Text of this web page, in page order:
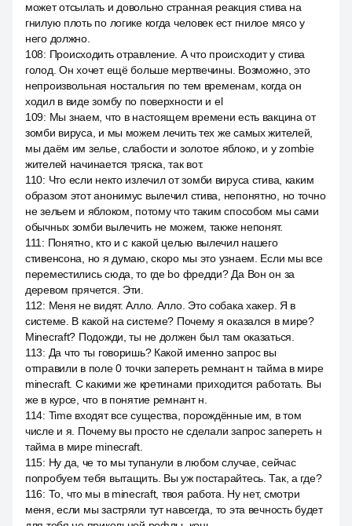
может отсылать и довольно странная реакция стива на
гнилую плоть по логике когда человек ест гнилое мясо у
него должно.
108: Происходить отравление. А что происходит у стива
голод. Он хочет ещё больше мертвечины. Возможно, это
непроизвольная ностальгия по тем временам, когда он
ходил в виде зомбу по поверхности и el
109: Мы знаем, что в настоящем времени есть вакцина от
зомби вируса, и мы можем лечить тех же самых жителей,
мы даём им зелье, слабости и золотое яблоко, и у zombie
жителей начинается тряска, так вот.
110: Что если некто излечил от зомби вируса стива, каким
образом этот анонимус вылечил стива, непонятно, но точно
не зельем и яблоком, потому что таким способом мы сами
обычных зомби вылечить не можем, также непонят.
111 : Понятно, кто и с какой целью вылечил нашего
стивенсона, но я думаю, скоро мы это узнаем. Если мы все
переместились сюда, то где bo фредди? Да Вон он за
деревом прячется. Эти.
112: Меня не видят. Алло. Алло. Это собака хакер. Я в
системе. В какой на системе? Почему я оказался в мире?
Minecraft? Подожди, ты не должен был там оказаться.
113: Да что ты говоришь? Какой именно запрос вы
отправили в поле 0 точки запереть ремнант н тайма в мире
minecraft. С какими же кретинами приходится работать. Вы
же в курсе, что в понятие ремнант н.
114: Time входят все существа, порождённые им, в том
числе и я. Почему вы просто не сделали запрос запереть н
тайма в мире minecraft.
115: Ну да, че то мы тупанули в любом случае, сейчас
попробуем тебя вытащить. Вы уж постарайтесь. Так, а где?
116: То, что мы в minecraft, твоя работа. Ну нет, смотри
меня, если мы застряли тут навсегда, то эта вечность будет